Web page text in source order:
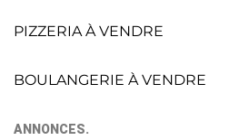
PIZZERIA À VENDRE
BOULANGERIE À VENDRE
ANNONCES.